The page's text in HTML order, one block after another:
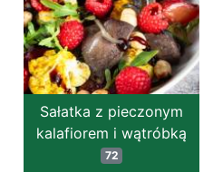
Sałatka z pieczonym
kalafiorem i wątróbką
72